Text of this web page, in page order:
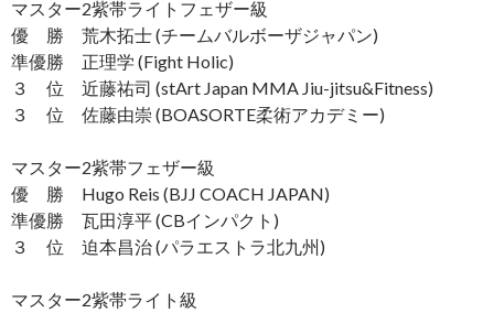
マスター2紫帯ライトフェザー級
優 勝 荒木拓士 (チームバルボーザジャパン)
準優勝 正理学 (Fight Holic)
３ 位 近藤祐司 (stArt Japan MMA Jiu-jitsu&Fitness)
３ 位 佐藤由崇 (BOASORTE柔術アカデミー)
マスター2紫帯フェザー級
優 勝 Hugo Reis (BJJ COACH JAPAN)
準優勝 瓦田淳平 (CBインパクト)
３ 位 迫本昌治 (パラエストラ北九州)
マスター2紫帯ライト級